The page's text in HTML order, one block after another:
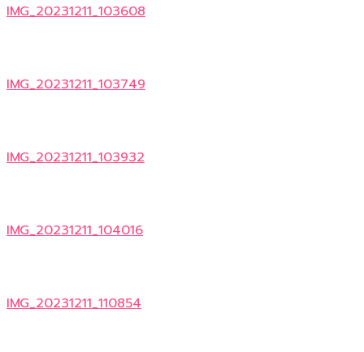
IMG_20231211_103608
IMG_20231211_103749
IMG_20231211_103932
IMG_20231211_104016
IMG_20231211_110854